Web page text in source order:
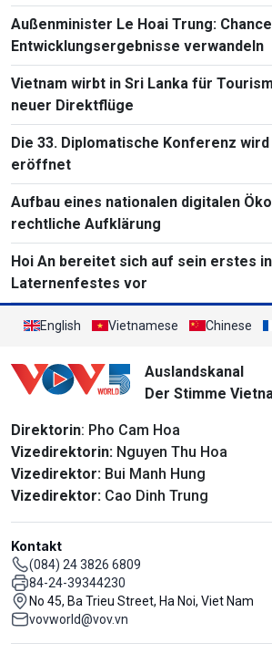
Massenvernichtungswaffen
Außenminister Le Hoai Trung:
Entwicklungsergebnisse verwandeln
Vietnam wirbt in Sri Lanka für
neuer Direktflüge
Die 33. Diplomatische Konferenz
eröffnet
Aufbau eines nationalen digitalen
rechtliche Aufklärung
Hoi An bereitet sich auf sein erstes
Laternenfestes vor
English Vietnamese Chinese
Auslandskanal
Der Stimme
Direktorin: Pho Cam Hoa
Vizedirektorin: Nguyen Thu Hoa
Vizedirektor: Bui Manh Hung
Vizedirektor: Cao Dinh Trung
Kontakt
(084) 24 3826 6809
84-24-39344230
No 45, Ba Trieu Street, Ha Noi, Viet Nam
vovworld@vov.vn